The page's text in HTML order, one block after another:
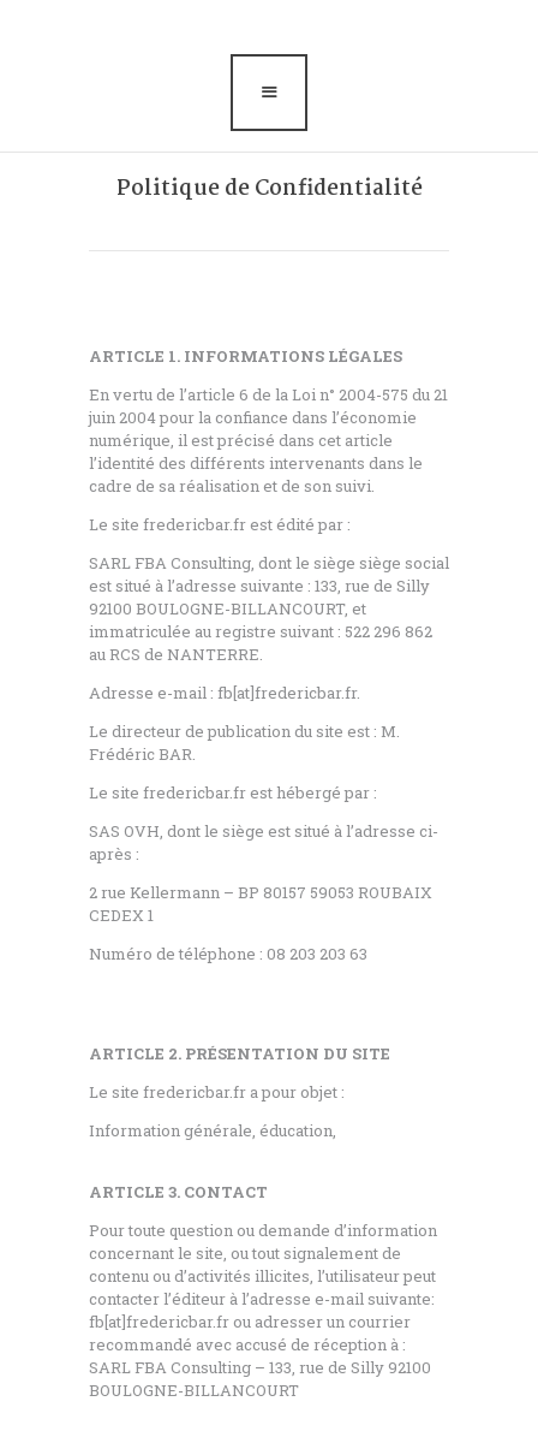
Politique de Confidentialité
ARTICLE 1. INFORMATIONS LÉGALES
En vertu de l’article 6 de la Loi n° 2004-575 du 21
juin 2004 pour la confiance dans l’économie
numérique, il est précisé dans cet article
l’identité des différents intervenants dans le
cadre de sa réalisation et de son suivi.
Le site fredericbar.fr est édité par :
SARL FBA Consulting, dont le siège siège social
est situé à l’adresse suivante : 133, rue de Silly
92100 BOULOGNE-BILLANCOURT, et
immatriculée au registre suivant : 522 296 862
au RCS de NANTERRE.
Adresse e-mail : fb[at]fredericbar.fr.
Le directeur de publication du site est : M.
Frédéric BAR.
Le site fredericbar.fr est hébergé par :
SAS OVH, dont le siège est situé à l’adresse ci-
après :
2 rue Kellermann – BP 80157 59053 ROUBAIX
CEDEX 1
Numéro de téléphone : 08 203 203 63
ARTICLE 2. PRÉSENTATION DU SITE
Le site fredericbar.fr a pour objet :
Information générale, éducation,
ARTICLE 3. CONTACT
Pour toute question ou demande d’information
concernant le site, ou tout signalement de
contenu ou d’activités illicites, l’utilisateur peut
contacter l’éditeur à l’adresse e-mail suivante:
fb[at]fredericbar.fr ou adresser un courrier
recommandé avec accusé de réception à :
SARL FBA Consulting – 133, rue de Silly 92100
BOULOGNE-BILLANCOURT